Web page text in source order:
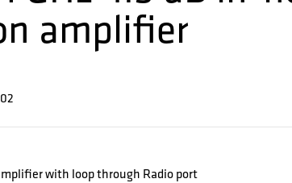
amplifier
with loop through Radio port